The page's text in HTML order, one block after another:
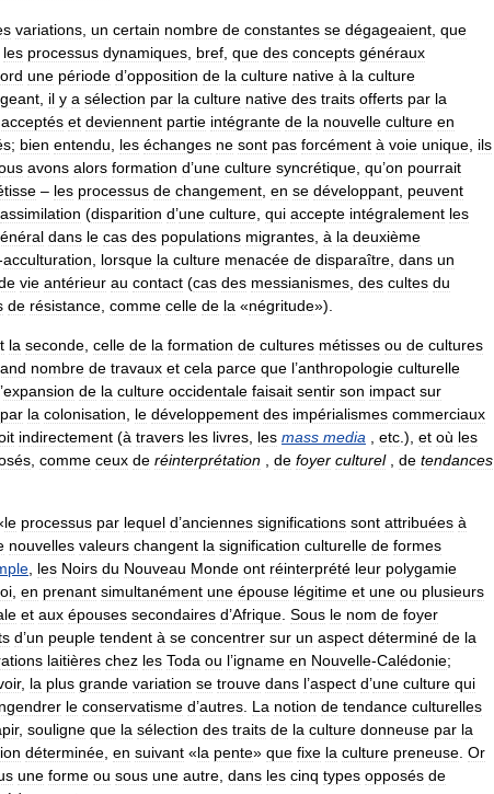
variations un certain nombre de constantes se dégageaient que
les processus dynamiques bref que des concepts généraux
une période d’opposition de la culture native à la culture
il y a sélection par la culture native des traits offerts par la
acceptés et deviennent partie intégrante de la nouvelle culture en
; bien entendu les échanges ne sont pas forcément à voie unique ils
avons alors formation d’une culture syncrétique qu’on pourrait
– les processus de changement en se développant peuvent
assimilation (disparition d’une culture qui accepte intégralement les
dans le cas des populations migrantes à la deuxième
acculturation lorsque la culture menacée de disparaître dans un
vie antérieur au contact (cas des messianismes des cultes du
de résistance comme celle de la «négritude»).
la seconde celle de la formation de cultures métisses ou de cultures
nombre de travaux et cela parce que l’anthropologie culturelle
’expansion de la culture occidentale faisait sentir son impact sur
par la colonisation le développement des impérialismes commerciaux
indirectement (à travers les livres les mass media etc .), et où les
comme ceux de réinterprétation de foyer culturel, de tendances
le processus par lequel d’anciennes significations sont attribuées à
nouvelles valeurs changent la signification culturelle de formes
les Noirs du Nouveau Monde ont réinterprété leur polygamie
en prenant simultanément une épouse légitime et une ou plusieurs
et aux épouses secondaires d’Afrique Sous le nom de foyer
d’un peuple tendent à se concentrer sur un aspect déterminé de la
laitières chez les Toda ou l’igname en Nouvelle-Calédonie;
, la plus grande variation se trouve dans l’aspect d’une culture qui
le conservatisme d’autres La notion de tendance culturelles
, souligne que la sélection des traits de la culture donneuse par la
déterminée en suivant «la pente» que fixe la culture preneuse Or
une forme ou sous une autre dans les cinq types opposés de